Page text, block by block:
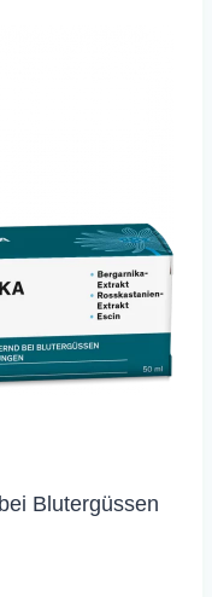
Blutergüssen